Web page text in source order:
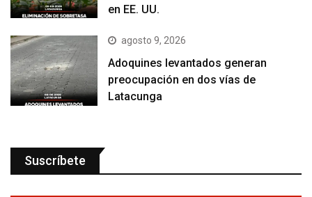
en EE. UU.
agosto 9, 2026
Adoquines levantados generan
preocupación en dos vías de
Latacunga
Suscríbete